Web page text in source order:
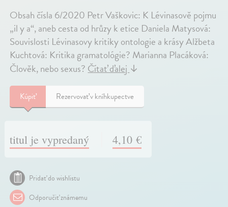
Obsah čísla 6/2020 Petr Vaškovic: K Lévinasově pojmu
„il y a“, aneb cesta od hrůzy k etice Daniela Matysová:
Souvislosti Lévinasovy kritiky ontologie a krásy Alžbeta
Kuchtová: Kritika gramatológie? Marianna Placáková:
Člověk, nebo sexus?Čítať ďalej↓
Kúpiť Rezervovať v kníhkupectve
titul je vypredaný 4,10 €
Pridať do wishlistu
Odporučiť známemu